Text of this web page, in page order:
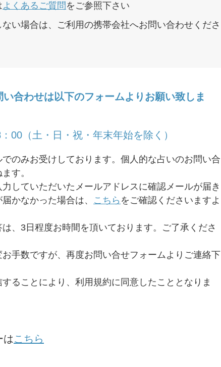
よくあるご質問 をご参照下さい
い場合は、ご利用の携帯会社へお問い合わせくださ
合わせは以下のフォームよりお願い致しま
00（土・日・祝・年末年始を除く）
のみお受けしております。個人的な占いのお問い合
す。
していただいたメールアドレスに確認メールが届き
かなかった場合は、 こちら をご確認くださいますよ
、3日程度お時間を頂いております。ご了承くださ
手数ですが、再度お問い合せフォームよりご連絡下
ることにより、利用規約に同意したこととなりま
はこちら